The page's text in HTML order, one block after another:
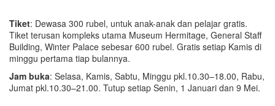
Tiket: Dewasa 300 rubel, untuk anak-anak dan pelajar gratis.
Tiket terusan kompleks utama Museum Hermitage, General Staff
Building, Winter Palace sebesar 600 rubel. Gratis setiap Kamis di
minggu pertama tiap bulannya.
Jam buka: Selasa, Kamis, Sabtu, Minggu pkl.10.30–18.00, Rabu,
Jumat pkl.10.30–21.00. Tutup setiap Senin, 1 Januari dan 9 Mei.